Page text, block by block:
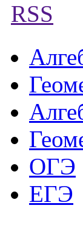
RSS
ОГЭ
ЕГЭ